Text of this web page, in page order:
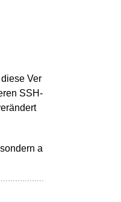
Ver
SSH-
a